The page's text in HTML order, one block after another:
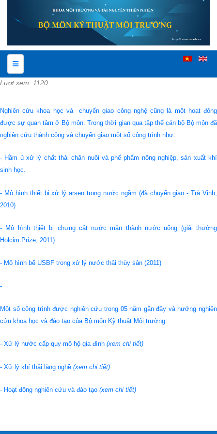
Lượt xem: 1120
Nghiên cứu khoa học và chuyển giao công nghệ cũng là một hoạt đông
được sự quan tâm ở Bộ môn. Trong thời gian qua tập thể cán bộ Bộ môn đã
nghiên cứu thành công và chuyển giao một số công trình như:
- Hầm ủ xử lý chất thải chăn nuôi và phế phẩm nông nghiệp, sản xuất khí
sinh học.
- Mô hình thiết bị xử lý arsen trong nước ngầm (đã chuyển giao - Trà Vinh,
2010)
- Mô hình thiết bị chưng cất nước mặn thành nước uống (giải thưởng
Holcim Prize, 2011)
- Mô hình bể USBF trong xử lý nước thải thùy sản (2011)
- …
Một số công trình được nghiên cứu trong 05 năm gần đây và hướng nghiên
cứu khoa học và đào tạo của Bộ môn Kỹ thuật Môi trường:
- Xử lý nước cấp quy mô hộ gia đình (xem chi tiết)
- Xử lý khí thải làng nghề (xem chi tiết)
- Hoạt động nghiên cứu và đào tạo (xem chi tiết)